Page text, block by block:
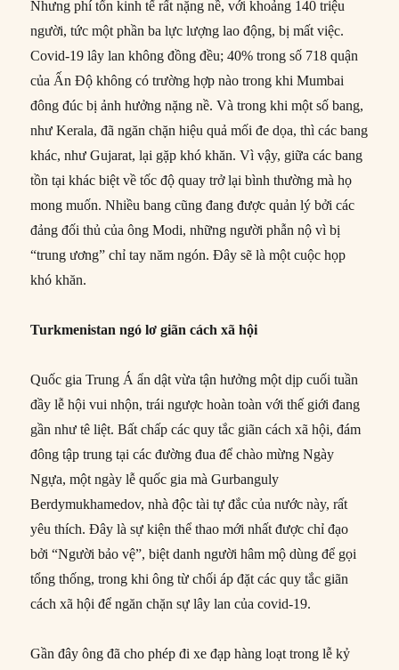
Nhưng phí tổn kinh tế rất nặng nề, với khoảng 140 triệu
người, tức một phần ba lực lượng lao động, bị mất việc.
Covid-19 lây lan không đồng đều; 40% trong số 718 quận
của Ấn Độ không có trường hợp nào trong khi Mumbai
đông đúc bị ảnh hưởng nặng nề. Và trong khi một số bang,
như Kerala, đã ngăn chặn hiệu quả mối đe dọa, thì các bang
khác, như Gujarat, lại gặp khó khăn. Vì vậy, giữa các bang
tồn tại khác biệt về tốc độ quay trở lại bình thường mà họ
mong muốn. Nhiều bang cũng đang được quản lý bởi các
đảng đối thủ của ông Modi, những người phẫn nộ vì bị
“trung ương” chỉ tay năm ngón. Đây sẽ là một cuộc họp
khó khăn.
Turkmenistan ngó lơ giãn cách xã hội
Quốc gia Trung Á ẩn dật vừa tận hưởng một dịp cuối tuần
đầy lễ hội vui nhộn, trái ngược hoàn toàn với thế giới đang
gần như tê liệt. Bất chấp các quy tắc giãn cách xã hội, đám
đông tập trung tại các đường đua để chào mừng Ngày
Ngựa, một ngày lễ quốc gia mà Gurbanguly
Berdymukhamedov, nhà độc tài tự đắc của nước này, rất
yêu thích. Đây là sự kiện thể thao mới nhất được chỉ đạo
bởi “Người bảo vệ”, biệt danh người hâm mộ dùng để gọi
tổng thống, trong khi ông từ chối áp đặt các quy tắc giãn
cách xã hội để ngăn chặn sự lây lan của covid-19.
Gần đây ông đã cho phép đi xe đạp hàng loạt trong lễ kỷ